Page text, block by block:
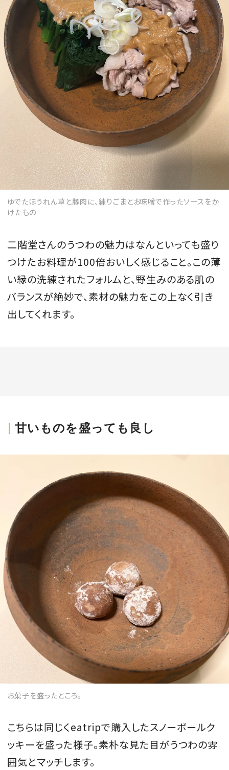
ゆでたほうれん草と豚肉に、練りごまとお味噌で作ったソースをか
けたもの
二階堂さんのうつわの魅力はなんといっても盛り
つけたお料理が100倍おいしく感じること。この薄
い縁の洗練されたフォルムと、野生みのある肌の
バランスが絶妙で、素材の魅力をこの上なく引き
出してくれます。
甘いものを盛っても良し
お菓子を盛ったところ。
こちらは同じくeatripで購入したスノーボールク
ッキーを盛った様子。素朴な見た目がうつわの雰
囲気とマッチします。